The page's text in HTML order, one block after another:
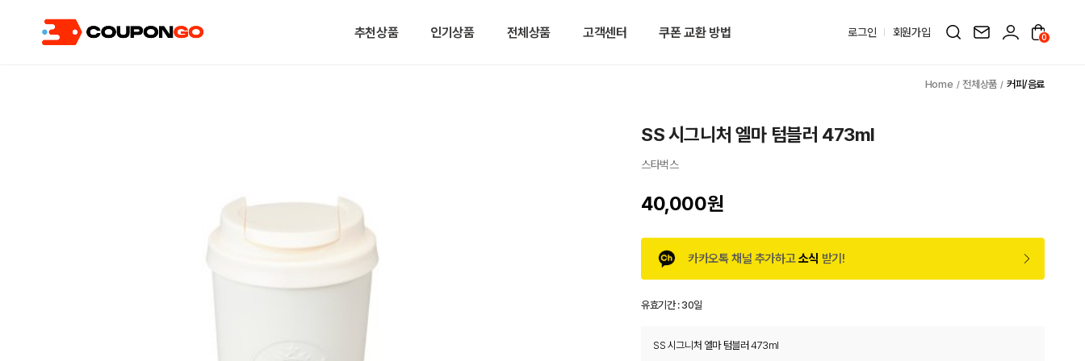
추천상품 인기상품 전체상품 고객센터 쿠폰 교환 방법 로그인 회원가입 0
전체상품 커피/음료
SS 시그니처 엘마 텀블러 473ml
스타벅스
40,000원
카카오톡 채널 추가하고소식 받기!
유효기간 :30일
SS 시그니처 엘마 텀블러 473ml